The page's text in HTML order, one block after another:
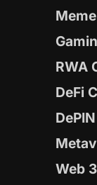
RWA
DeFi
Web